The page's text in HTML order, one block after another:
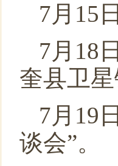
7月15
7月18
奎县卫
7月19
谈会”。